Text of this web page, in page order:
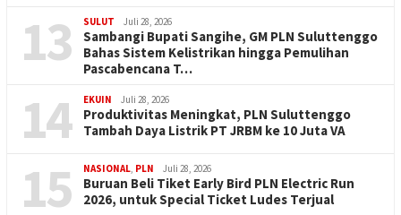
13 SULUT Juli 28, 2026
Sambangi Bupati Sangihe, GM PLN Suluttenggo
Bahas Sistem Kelistrikan hingga Pemulihan
Pascabencana T…
14 EKUIN Juli 28, 2026
Produktivitas Meningkat, PLN Suluttenggo
Tambah Daya Listrik PT JRBM ke 10 Juta VA
15 NASIONAL, PLN Juli 28, 2026
Buruan Beli Tiket Early Bird PLN Electric Run
2026, untuk Special Ticket Ludes Terjual